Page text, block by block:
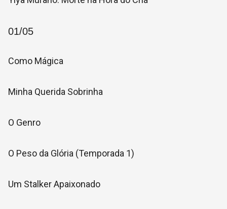
01/05
Como Mágica
Minha Querida Sobrinha
O Genro
O Peso da Glória (Temporada 1)
Um Stalker Apaixonado